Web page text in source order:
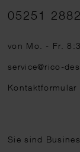
Telefonnummer
05251
von Mo. - Fr.
service@rico-
Kontaktformular
Sie sind